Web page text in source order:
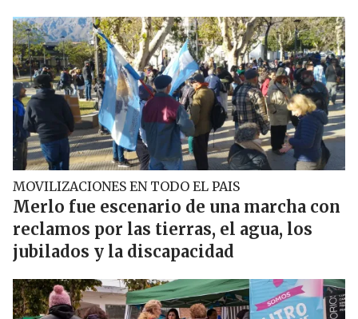
MOVILIZACIONES EN TODO EL PAIS
Merlo fue escenario de una marcha con
reclamos por las tierras, el agua, los
jubilados y la discapacidad